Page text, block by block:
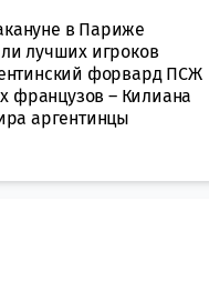
в Париже
лучших игроков
форвард ПСЖ
французов – Килиана
аргентинцы